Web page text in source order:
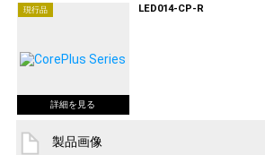
現行品 LED014-CP-R
製品画像